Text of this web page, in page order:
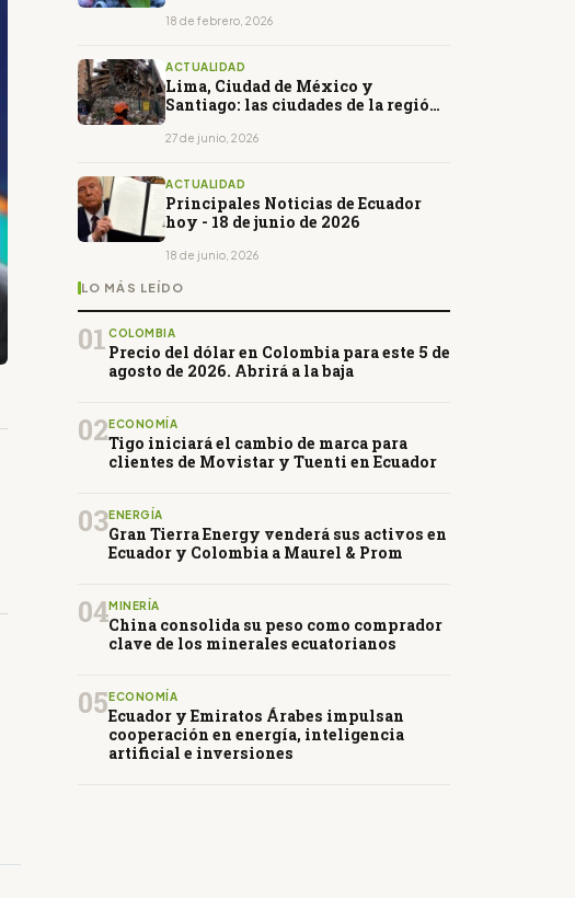
18 de febrero, 2026
ACTUALIDAD
Lima, Ciudad de México y
Santiago: las ciudades de la región
27 de junio, 2026
ACTUALIDAD
Principales Noticias de Ecuador
hoy - 18 de junio de 2026
18 de junio, 2026
LO MÁS LEÍDO
01 COLOMBIA
Precio del dólar en Colombia para este 5 de
agosto de 2026. Abrirá a la baja
02 ECONOMÍA
Tigo iniciará el cambio de marca para
clientes de Movistar y Tuenti en Ecuador
03ENERGÍA
Gran Tierra Energy venderá sus activos en
Ecuador y Colombia a Maurel & Prom
04MINERÍA
China consolida su peso como comprador
clave de los minerales ecuatorianos
05 ECONOMÍA
Ecuador y Emiratos Árabes impulsan
cooperación en energía, inteligencia
artificial e inversiones